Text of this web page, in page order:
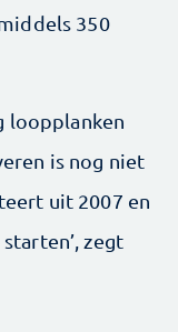
350
loopplanken
is nog niet
uit 2007 en
zegt